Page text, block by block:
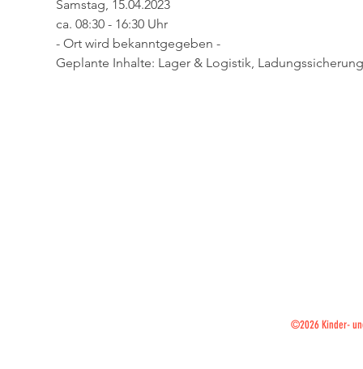
Samstag, 15.04.2023
ca. 08:30 - 16:30 Uhr
- Ort wird bekanntgegeben -
Geplante Inhalte: Lager & Logistik,
©2026 Kinder-